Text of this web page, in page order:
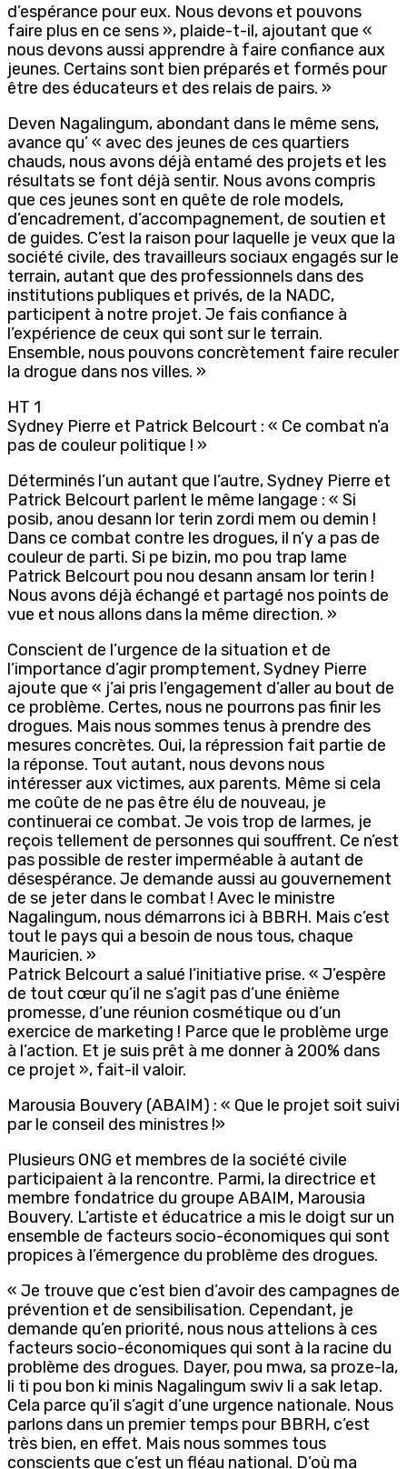
d’espérance pour eux. Nous devons et pouvons
faire plus en ce sens », plaide-t-il, ajoutant que «
nous devons aussi apprendre à faire confiance aux
jeunes. Certains sont bien préparés et formés pour
être des éducateurs et des relais de pairs. »
Deven Nagalingum, abondant dans le même sens,
avance qu’ « avec des jeunes de ces quartiers
chauds, nous avons déjà entamé des projets et les
résultats se font déjà sentir. Nous avons compris
que ces jeunes sont en quête de role models,
d’encadrement, d’accompagnement, de soutien et
de guides. C’est la raison pour laquelle je veux que la
société civile, des travailleurs sociaux engagés sur le
terrain, autant que des professionnels dans des
institutions publiques et privés, de la NADC,
participent à notre projet. Je fais confiance à
l’expérience de ceux qui sont sur le terrain.
Ensemble, nous pouvons concrètement faire reculer
la drogue dans nos villes. »
HT 1
Sydney Pierre et Patrick Belcourt : « Ce combat n’a
pas de couleur politique ! »
Déterminés l’un autant que l’autre, Sydney Pierre et
Patrick Belcourt parlent le même langage : « Si
posib, anou desann lor terin zordi mem ou demin !
Dans ce combat contre les drogues, il n’y a pas de
couleur de parti. Si pe bizin, mo pou trap lame
Patrick Belcourt pou nou desann ansam lor terin !
Nous avons déjà échangé et partagé nos points de
vue et nous allons dans la même direction. »
Conscient de l’urgence de la situation et de
l’importance d’agir promptement, Sydney Pierre
ajoute que « j’ai pris l’engagement d’aller au bout de
ce problème. Certes, nous ne pourrons pas finir les
drogues. Mais nous sommes tenus à prendre des
mesures concrètes. Oui, la répression fait partie de
la réponse. Tout autant, nous devons nous
intéresser aux victimes, aux parents. Même si cela
me coûte de ne pas être élu de nouveau, je
continuerai ce combat. Je vois trop de larmes, je
reçois tellement de personnes qui souffrent. Ce n’est
pas possible de rester imperméable à autant de
désespérance. Je demande aussi au gouvernement
de se jeter dans le combat ! Avec le ministre
Nagalingum, nous démarrons ici à BBRH. Mais c’est
tout le pays qui a besoin de nous tous, chaque
Mauricien. »
Patrick Belcourt a salué l’initiative prise. « J’espère
de tout cœur qu’il ne s’agit pas d’une énième
promesse, d’une réunion cosmétique ou d’un
exercice de marketing ! Parce que le problème urge
à l’action. Et je suis prêt à me donner à 200% dans
ce projet », fait-il valoir.
Marousia Bouvery (ABAIM) : « Que le projet soit suivi
par le conseil des ministres !»
Plusieurs ONG et membres de la société civile
participaient à la rencontre. Parmi, la directrice et
membre fondatrice du groupe ABAIM, Marousia
Bouvery. L’artiste et éducatrice a mis le doigt sur un
ensemble de facteurs socio-économiques qui sont
propices à l’émergence du problème des drogues.
« Je trouve que c’est bien d’avoir des campagnes de
prévention et de sensibilisation. Cependant, je
demande qu’en priorité, nous nous attelions à ces
facteurs socio-économiques qui sont à la racine du
problème des drogues. Dayer, pou mwa, sa proze-la,
li ti pou bon ki minis Nagalingum swiv li a sak letap.
Cela parce qu’il s’agit d’une urgence nationale. Nous
parlons dans un premier temps pour BBRH, c’est
très bien, en effet. Mais nous sommes tous
conscients que c’est un fléau national. D’où ma